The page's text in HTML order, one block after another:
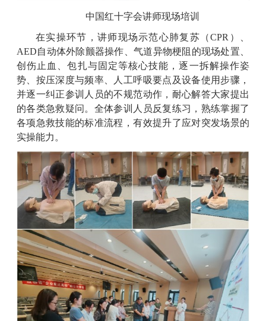
中国红十字会讲师现场培训
在实操环节，讲师现场示范心肺复苏（CPR ）、
AED自动体外除颤器操作、气道异物梗阻的现场处置、
创伤止血、包扎与固定等核心技能，逐一拆解操作姿
势、按压深度与频率、人工呼吸要点及设备使用步骤，
并逐一纠正参训人员的不规范动作，耐心解答大家提出
的各类急救疑问。全体参训人员反复练习，熟练掌握了
各项急救技能的标准流程，有效提升了应对突发场景的
实操能力。